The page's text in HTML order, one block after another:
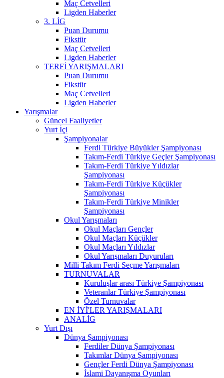
Maç Cetvelleri
Ligden Haberler
3. LİG
Puan Durumu
Fikstür
Maç Cetvelleri
Ligden Haberler
TERFİ YARIŞMALARI
Puan Durumu
Fikstür
Maç Cetvelleri
Ligden Haberler
Yarışmalar
Güncel Faaliyetler
Yurt İçi
Şampiyonalar
Ferdi Türkiye Büyükler Şampiyonası
Takım-Ferdi Türkiye Geçler Şampiyonası
Takım-Ferdi Türkiye Yıldızlar
Şampiyonası
Takım-Ferdi Türkiye Küçükler
Şampiyonası
Takım-Ferdi Türkiye Minikler
Şampiyonası
Okul Yarışmaları
Okul Maçları Gençler
Okul Maçları Küçükler
Okul Maçları Yıldızlar
Okul Yarışmaları Duyuruları
Milli Takım Ferdi Seçme Yarışmaları
TURNUVALAR
Kuruluşlar arası Türkiye Şampiyonası
Veteranlar Türkiye Şampiyonası
Özel Turnuvalar
EN İYİ'LER YARIŞMALARI
ANALİG
Yurt Dışı
Dünya Şampiyonası
Ferdiler Dünya Şampiyonası
Takımlar Dünya Şampiyonası
Gençler Ferdi Dünya Şampiyonası
İslami Dayanışma Oyunları